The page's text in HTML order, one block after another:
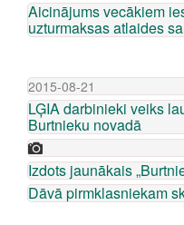
Aicinājums vecākiem
uzturmaksas atlaides
2015-08-21
LĢIA darbinieki veiks
Burtnieku novadā
Izdots jaunākais
Dāvā pirmklasniekam